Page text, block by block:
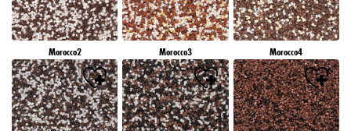
Morocco2 Morocco3 Morocco4
ako aj so spracovaním vašich osobných údajov na všetky vyššie uvedené účely. Ak
kliknete na "Odmietnuť", budú sa používať len súbory cookie, ktoré sú technicky
nevyhnutné na poskytovanie tejto webovej stránky.